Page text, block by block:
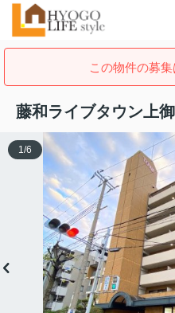
この物件の募集
藤和ライブタウン上
1/6